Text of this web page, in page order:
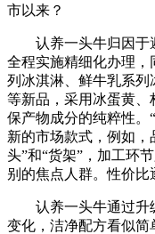
市以来？
认养一头牛归因于避
全程实施精细化办理
列冰淇淋、鲜牛乳系
等新品，采用冰蛋黄
保产物成分的纯粹性。
新的市场款式，例如
头”和“货架”，加工环
别的焦点人群。性价比
认养一头牛通过升
变化，洁净配方看似